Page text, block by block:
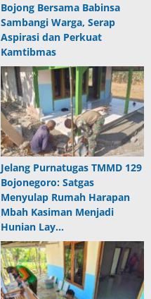
Bojong Bersama Babinsa
Sambangi Warga, Serap
Aspirasi dan Perkuat
Kamtibmas
Jelang Purnatugas TMMD 129
Bojonegoro: Satgas
Menyulap Rumah Harapan
Mbah Kasiman Menjadi
Hunian Lay…